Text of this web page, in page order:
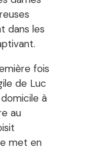
dans les
fois
de Luc
à
au
met en